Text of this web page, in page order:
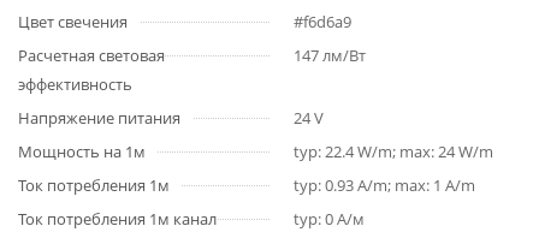
Цвет свечения
#f6d6a9
Расчетная световая
эффективность
147 лм/Вт
Напряжение питания
24 V
Мощность на 1м
typ: 22.4 W/m; max: 24 W/m
Ток потребления 1м
typ: 0.93 A/m; max: 1 A/m
Ток потребления 1м канал
typ: 0 А/м